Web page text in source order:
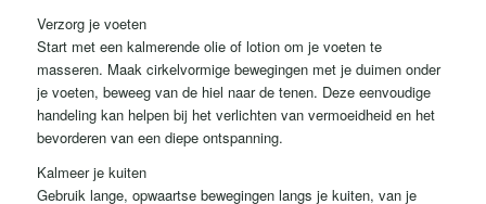
Verzorg je voeten
Start met een kalmerende olie of lotion om je voeten te
masseren. Maak cirkelvormige bewegingen met je duimen onder
je voeten, beweeg van de hiel naar de tenen. Deze eenvoudige
handeling kan helpen bij het verlichten van vermoeidheid en het
bevorderen van een diepe ontspanning.
Kalmeer je kuiten
Gebruik lange, opwaartse bewegingen langs je kuiten, van je